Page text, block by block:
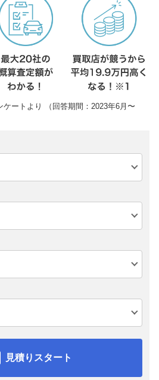
ートより （回答期間：2023年6月〜
見積りスタート